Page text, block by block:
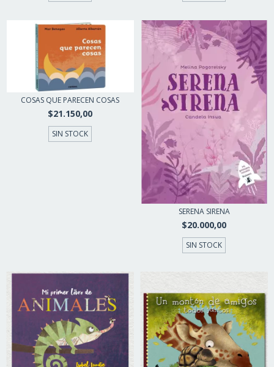
COSAS QUE PARECEN COSAS
$21.150,00
SIN STOCK
SERENA SIRENA
$20.000,00
SIN STOCK